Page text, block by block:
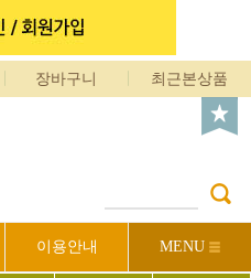
장바구니 최근본상품
이용안내 MENU